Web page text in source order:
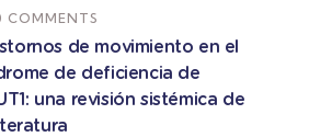
COMMENTS
de movimiento en el
de deficiencia de
una revisión sistémica de